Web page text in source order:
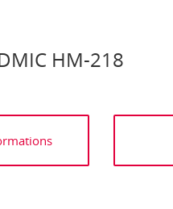
HM-218